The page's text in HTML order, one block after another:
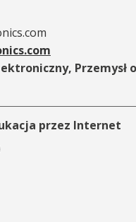
Przemysł
przez Internet